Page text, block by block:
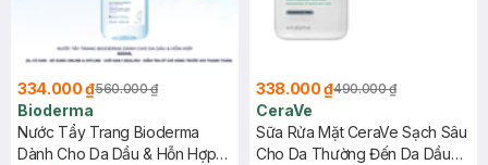
334.000 ₫560.000 ₫
Bioderma
Nước Tẩy Trang Bioderma
Dành Cho Da Dầu & Hỗn Hợp
338.000 ₫490.000 ₫
CeraVe
Sữa Rửa Mặt CeraVe Sạch Sâu
Cho Da Thường Đến Da Dầu